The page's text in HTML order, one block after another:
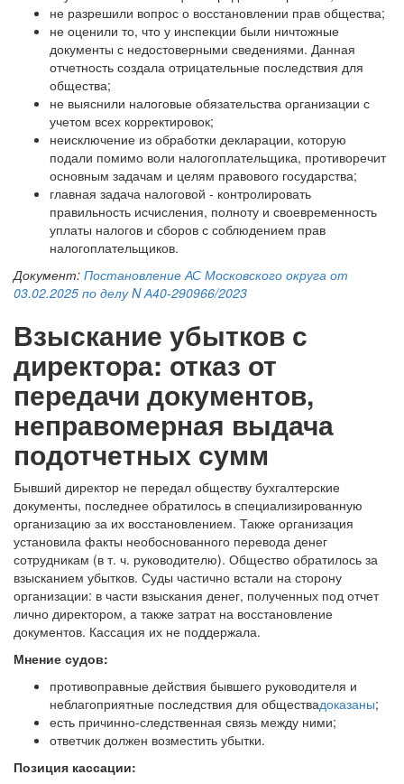
не разрешили вопрос о восстановлении прав общества;
не оценили то, что у инспекции были ничтожные
документы с недостоверными сведениями. Данная
отчетность создала отрицательные последствия для
общества;
не выяснили налоговые обязательства организации с
учетом всех корректировок;
неисключение из обработки декларации, которую
подали помимо воли налогоплательщика, противоречит
основным задачам и целям правового государства;
главная задача налоговой - контролировать
правильность исчисления, полноту и своевременность
уплаты налогов и сборов с соблюдением прав
налогоплательщиков.
Документ: Постановление АС Московского округа от
03.02.2025 по делу N А40-290966/2023
Взыскание убытков с
директора: отказ от
передачи документов,
неправомерная выдача
подотчетных сумм
Бывший директор не передал обществу бухгалтерские
документы, последнее обратилось в специализированную
организацию за их восстановлением. Также организация
установила факты необоснованного перевода денег
сотрудникам (в т. ч. руководителю). Общество обратилось за
взысканием убытков. Суды частично встали на сторону
организации: в части взыскания денег, полученных под отчет
лично директором, а также затрат на восстановление
документов. Кассация их не поддержала.
Мнение судов:
противоправные действия бывшего руководителя и
неблагоприятные последствия для обществадоказаны;
есть причинно-следственная связь между ними;
ответчик должен возместить убытки.
Позиция кассации: